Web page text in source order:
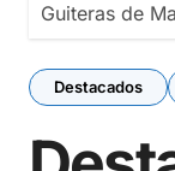
Guiteras de
Destacados